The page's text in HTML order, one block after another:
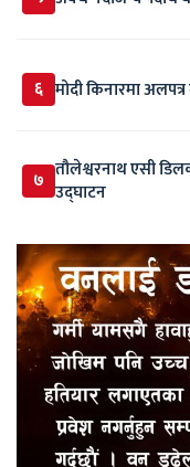
६ मोदी किनारमा
७ तौलेश्वरनाथ एसी
उद्घाटन